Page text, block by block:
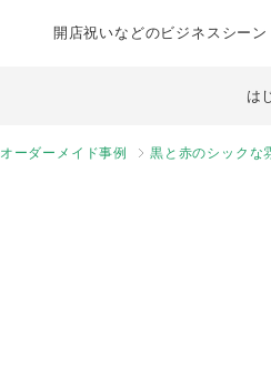
開店祝いなどのビジネスシーン
は
オーダーメイド事例 黒と赤のシックな